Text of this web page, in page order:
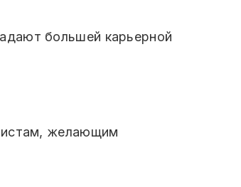
большей карьерной
желающим